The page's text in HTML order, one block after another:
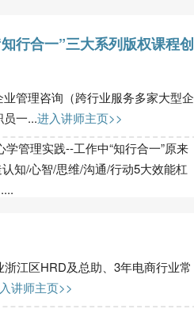
行合一”三大系列版权课程创
管理咨询（跨行业服务多家大型企
一...进入讲师主页>>
管理实践--工作中“知行合一”原来
知/心智/思维/沟通/行动5大效能杠
江区HRD及总助、3年电商行业常
讲师主页>>